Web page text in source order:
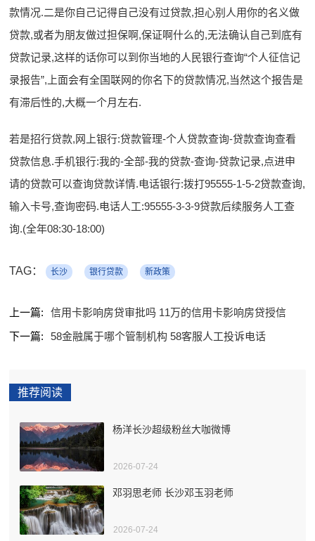
款情况.二是你自己记得自己没有过贷款,担心别人用你的名义做
贷款,或者为朋友做过担保啊,保证啊什么的,无法确认自己到底有
贷款记录,这样的话你可以到你当地的人民银行查询“个人征信记
录报告”,上面会有全国联网的你名下的贷款情况,当然这个报告是
有滞后性的,大概一个月左右.
若是招行贷款,网上银行:贷款管理-个人贷款查询-贷款查询查看
贷款信息.手机银行:我的-全部-我的贷款-查询-贷款记录,点进申
请的贷款可以查询贷款详情.电话银行:拨打95555-1-5-2贷款查询,
输入卡号,查询密码.电话人工:95555-3-3-9贷款后续服务人工查
询.(全年08:30-18:00)
TAG： 长沙 银行贷款 新政策
上一篇:
信用卡影响房贷审批吗 11万的信用卡影响房贷授信
下一篇:
58金融属于哪个管制机构 58客服人工投诉电话
推荐阅读
杨洋长沙超级粉丝大咖微博
2026-07-24
邓羽思老师 长沙邓玉羽老师
2026-07-24